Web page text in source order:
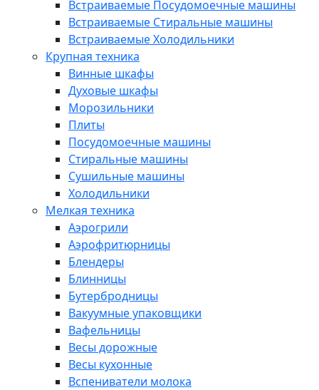
Встраиваемые Посудомоечные машины
Встраиваемые Стиральные машины
Встраиваемые Холодильники
Крупная техника
Винные шкафы
Духовые шкафы
Морозильники
Плиты
Посудомоечные машины
Стиральные машины
Сушильные машины
Холодильники
Мелкая техника
Аэрогрили
Аэрофритюрницы
Блендеры
Блинницы
Бутербродницы
Вакуумные упаковщики
Вафельницы
Весы дорожные
Весы кухонные
Вспениватели молока